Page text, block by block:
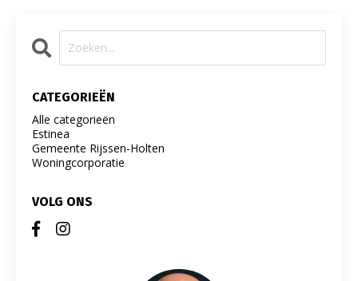
CATEGORIEËN
Alle categorieën
Estinea
Gemeente Rijssen-Holten
Woningcorporatie
VOLG ONS